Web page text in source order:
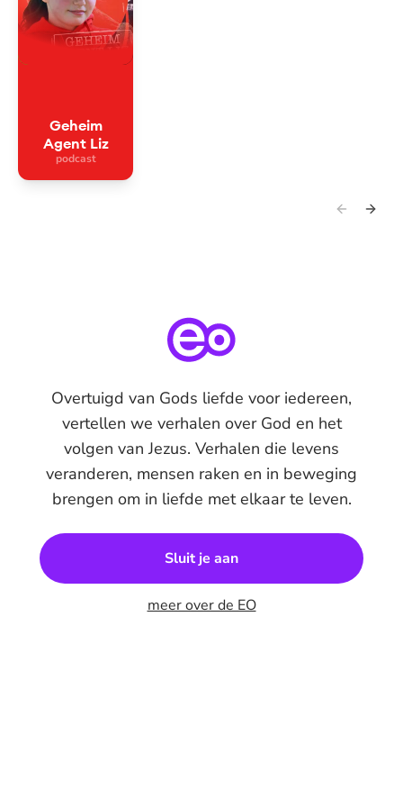
podcast
Geheim
Agent Liz
Overtuigd van Gods liefde voor iedereen,
vertellen we verhalen over God en het
volgen van Jezus. Verhalen die levens
veranderen, mensen raken en in beweging
brengen om in liefde met elkaar te leven.
Sluit je aan
meer over de EO